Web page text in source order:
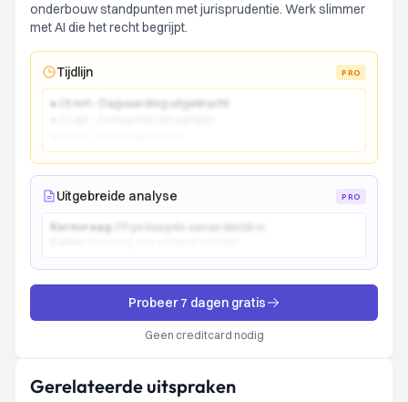
onderbouw standpunten met jurisprudentie. Werk slimmer
met AI die het recht begrijpt.
Tijdlijn PRO
● 15 mrt - Dagvaarding uitgebracht
Uitgebreide analyse PRO
Kernvraag:
Probeer 7 dagen gratis
Geen creditcard nodig
Gerelateerde uitspraken